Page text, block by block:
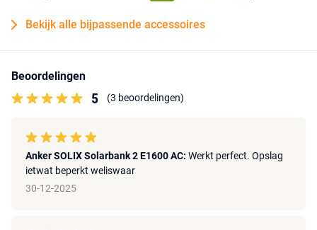
Bekijk alle bijpassende accessoires
Beoordelingen
5 (3 beoordelingen)
Anker SOLIX Solarbank 2 E1600 AC: Werkt perfect. Opslag
ietwat beperkt weliswaar
30-12-2025